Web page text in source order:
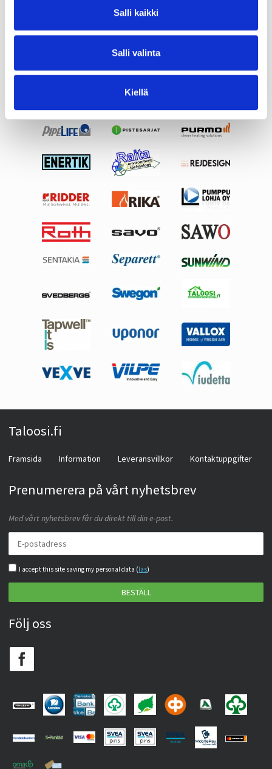
Salli kaikki
Salli valinta
Kiellä
Taloosi.fi
Framsida Information Leveransvillkor Kontaktuppgifter
Prenumerera på vårt nyhetsbrev
Med vårt nyhetsbrev får du direkt till din e-post.
I accept this site saving my personal data (läs)
BESTÄLL
Följ oss